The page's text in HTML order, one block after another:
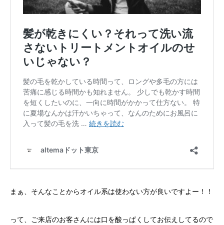
まぁ、そんなことからオイル系は使わない方が良いですよー！！
って、ご来店のお客さんには口を酸っぱくしてお伝えしてるので